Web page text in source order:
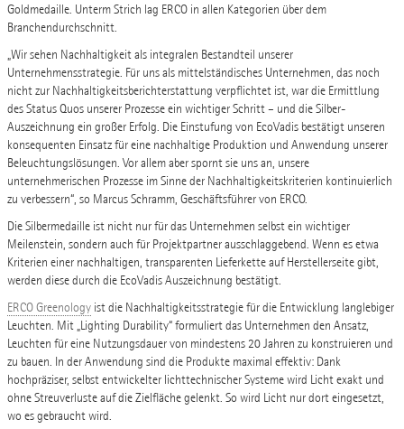
Goldmedaille. Unterm Strich lag ERCO in allen Kategorien über dem
Branchendurchschnitt.
„Wir sehen Nachhaltigkeit als integralen Bestandteil unserer
Unternehmensstrategie. Für uns als mittelständisches Unternehmen, das noch
nicht zur Nachhaltigkeitsberichterstattung verpflichtet ist, war die Ermittlung
des Status Quos unserer Prozesse ein wichtiger Schritt – und die Silber-
Auszeichnung ein großer Erfolg. Die Einstufung von EcoVadis bestätigt unseren
konsequenten Einsatz für eine nachhaltige Produktion und Anwendung unserer
Beleuchtungslösungen. Vor allem aber spornt sie uns an, unsere
unternehmerischen Prozesse im Sinne der Nachhaltigkeitskriterien kontinuierlich
zu verbessern“, so Marcus Schramm, Geschäftsführer von ERCO.
Die Silbermedaille ist nicht nur für das Unternehmen selbst ein wichtiger
Meilenstein, sondern auch für Projektpartner ausschlaggebend. Wenn es etwa
Kriterien einer nachhaltigen, transparenten Lieferkette auf Herstellerseite gibt,
werden diese durch die EcoVadis Auszeichnung bestätigt.
ERCO Greenologyist die Nachhaltigkeitsstrategie für die Entwicklung langlebiger
Leuchten. Mit „Lighting Durability“ formuliert das Unternehmen den Ansatz,
Leuchten für eine Nutzungsdauer von mindestens 20 Jahren zu konstruieren und
zu bauen. In der Anwendung sind die Produkte maximal effektiv: Dank
hochpräziser, selbst entwickelter lichttechnischer Systeme wird Licht exakt und
ohne Streuverluste auf die Zielfläche gelenkt. So wird Licht nur dort eingesetzt,
wo es gebraucht wird.